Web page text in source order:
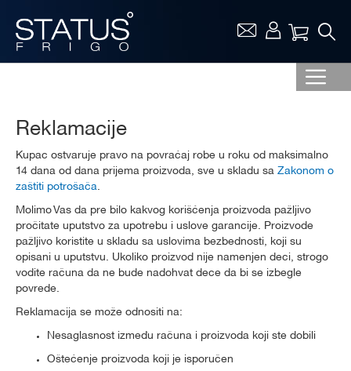
Vaša
Reklamacije
Kupac ostvaruje pravo na povraćaj robe u roku od maksimalno
14 dana od dana prijema proizvoda, sve u skladu sa Zakonom o
zaštiti potrošača.
Molimo Vas da pre bilo kakvog korišćenja proizvoda pažljivo
pročitate uputstvo za upotrebu i uslove garancije. Proizvode
pažljivo koristite u skladu sa uslovima bezbednosti, koji su
opisani u uputstvu. Ukoliko proizvod nije namenjen deci, strogo
vodite računa da ne bude nadohvat dece da bi se izbegle
povrede.
Reklamacija se može odnositi na:
Nesaglasnost između računa i proizvoda koji ste dobili
Oštećenje proizvoda koji je isporučen